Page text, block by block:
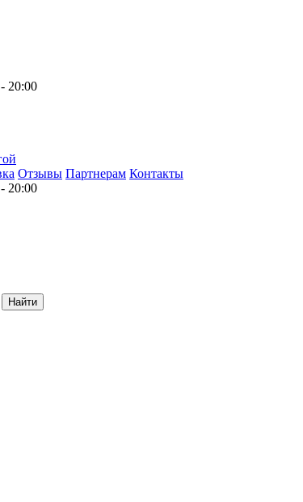
20:00
Отзывы Партнерам Контакты
20:00
Найти